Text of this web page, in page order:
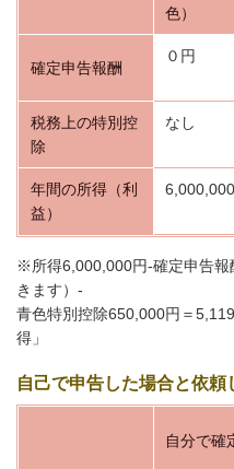
色）
確定申告報酬
０円
税務上の特別控
除
なし
年間の所得（利
益）
※所得6,000,000円-確定申告
きます）-
青色特別控除650,000円＝
得」
自己で申告した場合と依
自分で確